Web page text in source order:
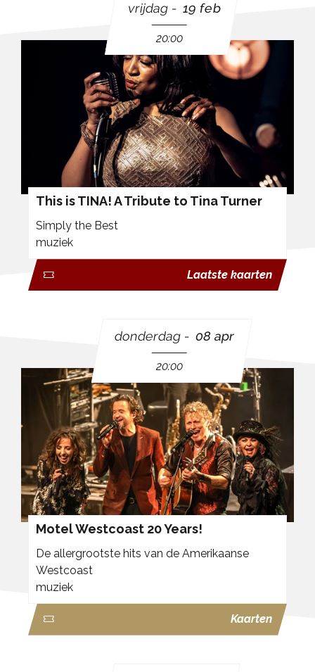
vrijdag 19 feb
20:00
This is TINA! A Tribute to Tina Turner
Simply the Best
muziek
Laatste kaarten
donderdag 08 apr
20:00
Motel Westcoast 20 Years!
De allergrootste hits van de Amerikaanse
Westcoast
muziek
Kaarten